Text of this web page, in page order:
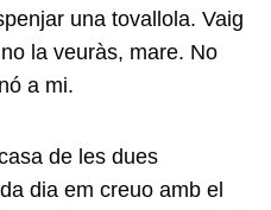
una tovallola. Vaig
la veuràs, mare. No
a mi.
de les dues
dia em creuo amb el